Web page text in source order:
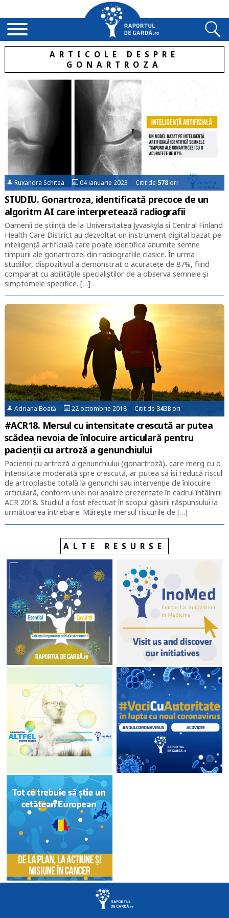
ARTICOLE DESPRE
GONARTROZA
Ruxandra Schitea 04 ianuarie 2023 Citit de 578 ori
STUDIU. Gonartroza, identificată precoce de un
algoritm AI care interpretează radiografii
Oamenii de știință de la Universitatea Jyväskylä și Central Finland
Health Care District au dezvoltat un instrument digital bazat pe
inteligență artificială care poate identifica anumite semne
timpurii ale gonartrozei din radiografiile clasice. În urma
studiilor, dispozitivul a demonstrat o acuratețe de 87%, fiind
comparat cu abilitățile specialiștilor de a observa semnele și
simptomele specifice. […]
Adriana Boată 22 octombrie 2018 Citit de 3438ori
#ACR18. Mersul cu intensitate crescută ar putea
scădea nevoia de înlocuire articulară pentru
pacienții cu artroză a genunchiului
Pacienții cu artroză a genunchiului (gonartroză), care merg cu o
intensitate moderată spre crescută, ar putea să își reducă riscul
de artroplastie totală la genunchi sau intervenție de înlocuire
articulară, conform unei noi analize prezentate în cadrul întâlnirii
ACR 2018. Studiul a fost efectuat în scopul găsirii răspunsului la
următoarea întrebare: Mărește mersul riscurile de […]
ALTE RESURSE